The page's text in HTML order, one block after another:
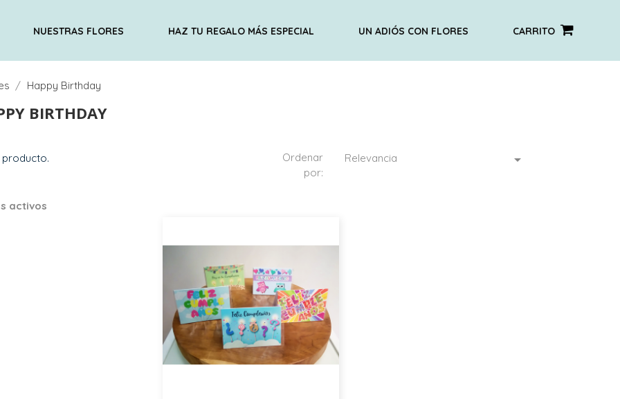
NUESTRAS FLORES HAZ TU REGALO MÁS ESPECIAL UN ADIÓS CON FLORES CARRITO
Happy Birthday
BIRTHDAY
producto.
Ordenar
por:
Relevancia 
activos